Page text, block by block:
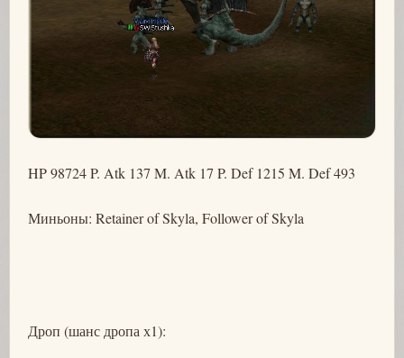
HP 98724 P. Atk 137 M. Atk 17 P. Def 1215 M. Def 493
Миньоны: Retainer of Skyla, Follower of Skyla
Дроп (шанс дропа х1):